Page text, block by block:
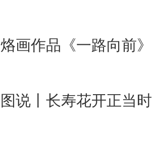
烙画作品《一路向前》
图说丨长寿花开正当时